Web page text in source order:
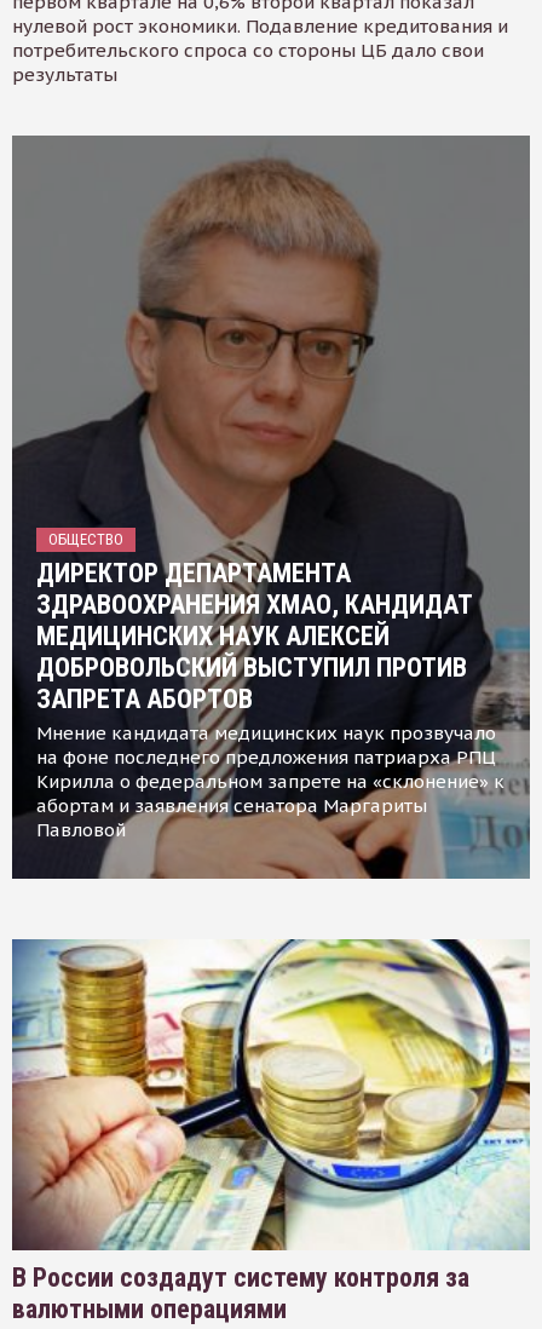
нулевой рост экономики. Подавление кредитования и
потребительского спроса со стороны ЦБ дало свои
результаты
ОБЩЕСТВО
ДИРЕКТОР ДЕПАРТАМЕНТА
ЗДРАВООХРАНЕНИЯ ХМАО, КАНДИДАТ
МЕДИЦИНСКИХ НАУК АЛЕКСЕЙ
ДОБРОВОЛЬСКИЙ ВЫСТУПИЛ ПРОТИВ
ЗАПРЕТА АБОРТОВ
Мнение кандидата медицинских наук прозвучало
на фоне последнего предложения патриарха РПЦ
Кирилла о федеральном запрете на «склонение» к
абортам и заявления сенатора Маргариты
Павловой
В России создадут систему контроля за
валютными операциями